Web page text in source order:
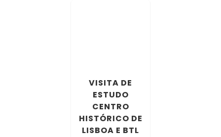
VISITA DE
ESTUDO
CENTRO
HISTÓRICO DE
LISBOA E BTL